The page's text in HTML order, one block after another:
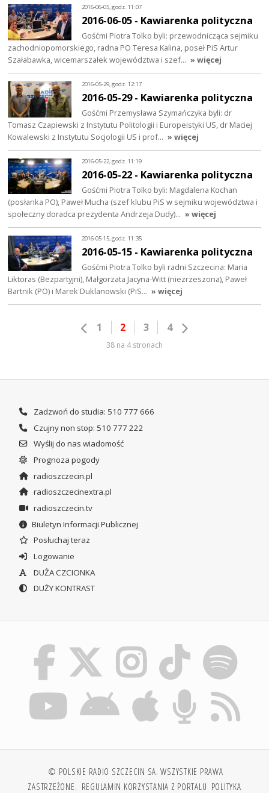
2016-06-05, godz. 11:07
2016-06-05 - Kawiarenka polityczna
Gośćmi Piotra Tolko byli: przewodnicząca sejmiku
zachodniopomorskiego, radna PO Teresa Kalina, poseł PiS Artur
Szałabawka, wicemarszałek województwa i szef… » więcej
2016-05-29, godz. 12:17
2016-05-29 - Kawiarenka polityczna
Gośćmi Przemysława Szymańczyka byli: dr
Tomasz Czapiewski z Instytutu Politologii i Europeistyki US, dr Maciej
Kowalewski z Instytutu Socjologii US i prof… » więcej
2016-05-22, godz. 11:19
2016-05-22 - Kawiarenka polityczna
Gośćmi Piotra Tolko byli: Magdalena Kochan
(posłanka PO), Paweł Mucha (szef klubu PiS w sejmiku województwa i
społeczny doradca prezydenta Andrzeja Dudy)… » więcej
2016-05-15, godz. 11:35
2016-05-15 - Kawiarenka polityczna
Gośćmi Piotra Tolko byli radni Szczecina: Maria
Liktoras (Bezpartyjni), Małgorzata Jacyna-Witt (niezrzeszona), Paweł
Bartnik (PO) i Marek Duklanowski (PiS… » więcej
1 2 3 4
38 na 4 stronach
Zadzwoń do studia: 510 777 666
Czujny non stop: 510 777 222
Wyślij do nas wiadomość
Prognoza pogody
radioszczecin.pl
radioszczecinextra.pl
radioszczecin.tv
Biuletyn Informacji Publicznej
Posłuchaj teraz
Logowanie
DUŻA CZCIONKA
DUŻY KONTRAST
© POLSKIE RADIO SZCZECIN SA. WSZYSTKIE PRAWA
ZASTRZEŻONE. REGULAMIN KORZYSTANIA Z PORTALU POLITYKA